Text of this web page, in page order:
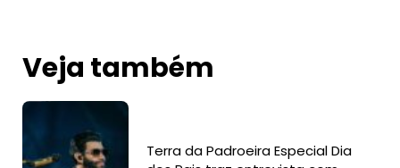
Veja também
Terra da Padroeira Especial Dia